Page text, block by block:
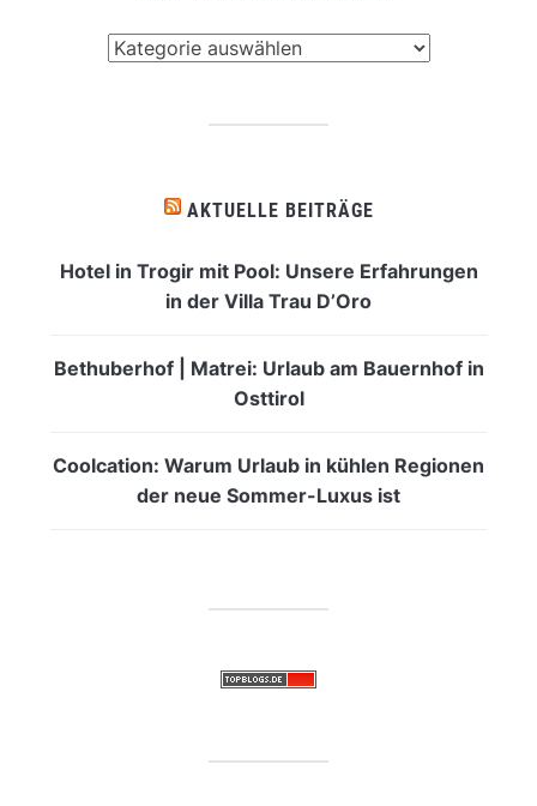
AKTUELLE BEITRÄGE
Hotel in Trogir mit Pool: Unsere Erfahrungen
in der Villa Trau D’Oro
Bethuberhof | Matrei: Urlaub am Bauernhof in
Osttirol
Coolcation: Warum Urlaub in kühlen Regionen
der neue Sommer-Luxus ist